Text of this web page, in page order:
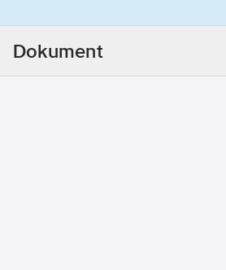
Dokument